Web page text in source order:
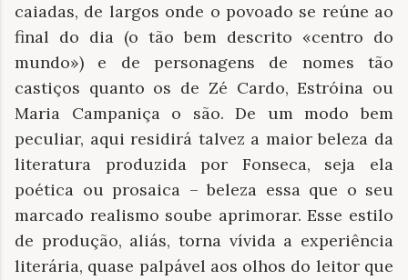
caiadas, de largos onde o povoado se reúne ao
final do dia (o tão bem descrito «centro do
mundo») e de personagens de nomes tão
castiços quanto os de Zé Cardo, Estróina ou
Maria Campaniça o são. De um modo bem
peculiar, aqui residirá talvez a maior beleza da
literatura produzida por Fonseca, seja ela
poética ou prosaica – beleza essa que o seu
marcado realismo soube aprimorar. Esse estilo
de produção, aliás, torna vívida a experiência
literária, quase palpável aos olhos do leitor que